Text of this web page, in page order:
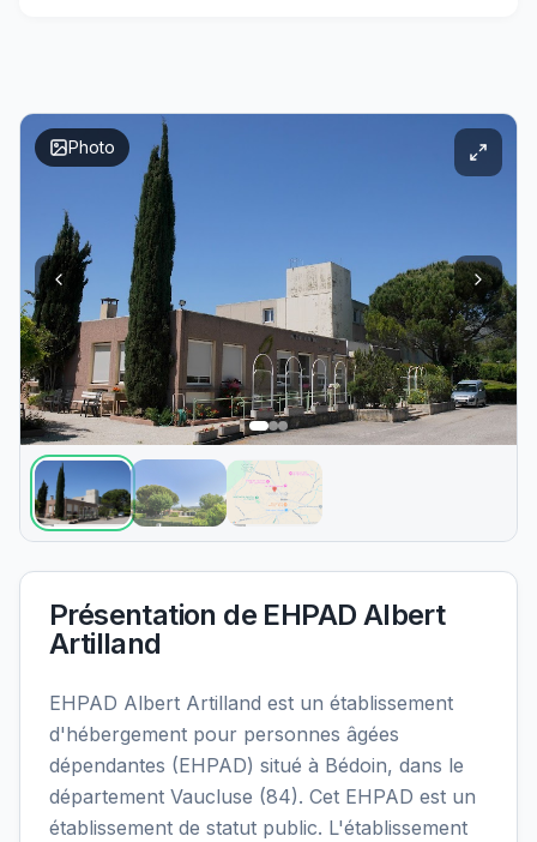
Photo
Présentation de EHPAD Albert
Artilland
EHPAD Albert Artilland est un établissement
d'hébergement pour personnes âgées
dépendantes (EHPAD) situé à Bédoin, dans le
département Vaucluse (84). Cet EHPAD est un
établissement de statut public. L'établissement